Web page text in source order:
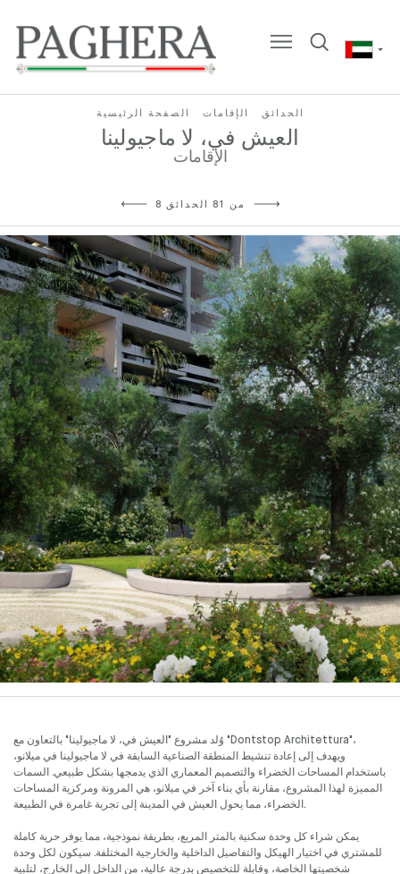
الصفحة الرئيسية الإقامات الحدائق
العيش في، لا ماجيولينا
الإقامات
8 من 81 الحدائق
وُلد مشروع "العيش في، لا ماجيولينا" بالتعاون مع "Dontstop Architettura"،
ويهدف إلى إعادة تنشيط المنطقة الصناعية السابقة في لا ماجيولينا في ميلانو،
باستخدام المساحات الخضراء والتصميم المعماري الذي يدمجها بشكل طبيعي. السمات
المميزة لهذا المشروع، مقارنة بأي بناء آخر في ميلانو، هي المرونة ومركزية المساحات
الخضراء، مما يحول العيش في المدينة إلى تجربة غامرة في الطبيعة.
يمكن شراء كل وحدة سكنية بالمتر المربع، بطريقة نموذجية، مما يوفر حرية كاملة
للمشتري في اختيار الهيكل والتفاصيل الداخلية والخارجية المختلفة. سيكون لكل وحدة
شخصيتها الخاصة، وقابلة للتخصيص بدرجة عالية، من الداخل إلى الخارج، لتلبية